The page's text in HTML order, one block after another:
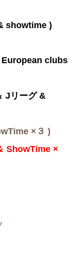
showtime )
clubs
Jリーグ &
×３ )
ShowTime ×